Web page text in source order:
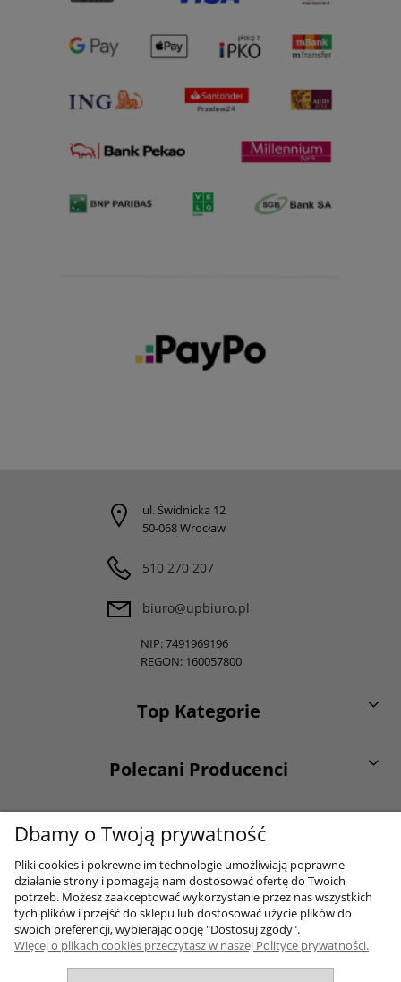
ul. Świdnicka 12
50-068 Wrocław
510 270 207
biuro@upbiuro.pl
NIP: 7491969196
REGON: 160057800
Top Kategorie
Polecani Producenci
O firmie
Moje konto
Sklep internetowy Shoper.pl
Dbamy o Twoją prywatność
Pliki cookies i pokrewne im technologie umożliwiają poprawne
działanie strony i pomagają nam dostosować ofertę do Twoich
potrzeb. Możesz zaakceptować wykorzystanie przez nas wszystkich
tych plików i przejść do sklepu lub dostosować użycie plików do
swoich preferencji, wybierając opcję "Dostosuj zgody".
Więcej o plikach cookies przeczytasz w naszej Polityce prywatności.